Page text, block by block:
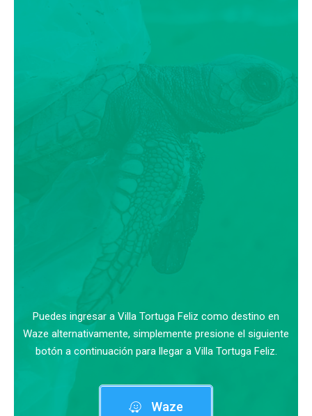
Puedes ingresar a Villa Tortuga Feliz como destino en
Waze alternativamente, simplemente presione el siguiente
botón a continuación para llegar a Villa Tortuga Feliz.
Waze